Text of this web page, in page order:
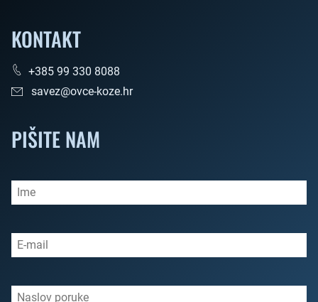
KONTAKT
+385 99 330 8088
savez@ovce-koze.hr
PIŠITE NAM